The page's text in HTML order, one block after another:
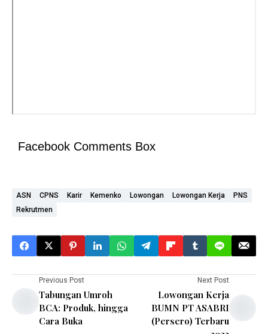
Facebook Comments Box
ASN CPNS Karir Kemenko Lowongan Lowongan Kerja
PNS
Rekrutmen
Previous Post
Tabungan Umroh
BCA: Produk, hingga
Cara Buka
Next Post
Lowongan Kerja
BUMN PT ASABRI
(Persero) Terbaru